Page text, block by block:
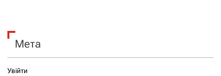
Мета
Увійти